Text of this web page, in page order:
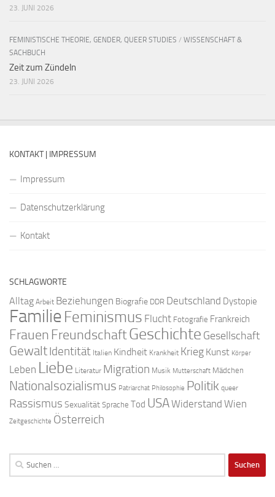
23. JUNI 2026
FEMINISTISCHE THEORIE, GENDER, QUEER STUDIES / WISSENSCHAFT &
SACHBUCH
Zeit zum Zündeln
23. JUNI 2026
KONTAKT | IMPRESSUM
Impressum
Datenschutzerklärung
Kontakt
SCHLAGWORTE
Alltag Arbeit Beziehungen Biografie DDR Deutschland Dystopie
FamilieFeminismus Flucht Fotografie Frankreich
Frauen FreundschaftGeschichte Gesellschaft
GewaltIdentität Italien Kindheit Krankheit Krieg Kunst Körper
Leben Liebe Literatur Migration Musik Mutterschaft Mädchen
Nationalsozialismus Patriarchat Philosophie Politik queer
Rassismus SexualitätSprache Tod USAWiderstand Wien
Zeitgeschichte Österreich
Suchen
nach: